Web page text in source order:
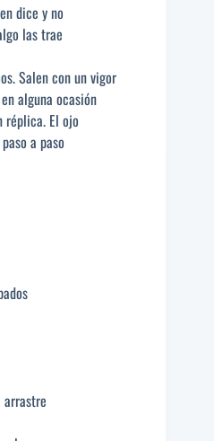
dice y no
las trae
Salen con un vigor
alguna ocasión
réplica. El ojo
a paso
arrastre